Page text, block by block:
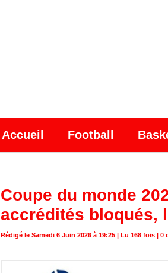
Accueil Football
Coupe du monde
accrédités bloqués,
Rédigé le Samedi 6 Juin 2026 à 19:25 | Lu 168 fois | 0